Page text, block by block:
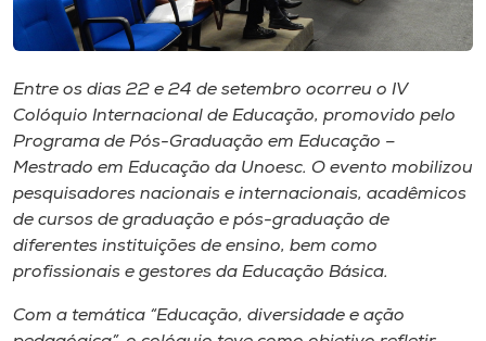
Museu
Unoesc
Store
Selecione
Entre os dias 22 e 24 de setembro ocorreu o IV
Colóquio Internacional de Educação, promovido pelo
Programa de Pós-Graduação em Educação –
Mestrado em Educação da Unoesc. O evento mobilizou
pesquisadores nacionais e internacionais, acadêmicos
de cursos de graduação e pós-graduação de
diferentes instituições de ensino, bem como
profissionais e gestores da Educação Básica.
Com a temática “Educação, diversidade e ação